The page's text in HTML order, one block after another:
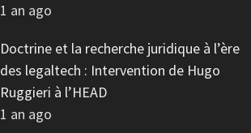
1 an ago
Doctrine et la recherche juridique à l’ère
des legaltech : Intervention de Hugo
Ruggieri à l’HEAD
1 an ago